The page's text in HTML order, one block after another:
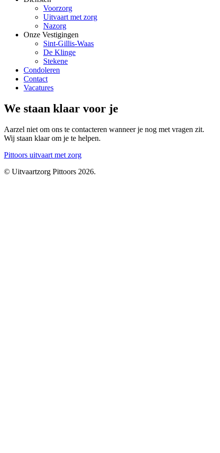
Voorzorg
Uitvaart met zorg
Nazorg
Onze Vestigingen
Sint-Gillis-Waas
De Klinge
Stekene
Condoleren
Contact
Vacatures
We staan klaar voor je
Aarzel niet om ons te contacteren wanneer je nog met vragen zit.
Wij staan klaar om je te helpen.
Pittoors uitvaart met zorg
© Uitvaartzorg Pittoors 2026.